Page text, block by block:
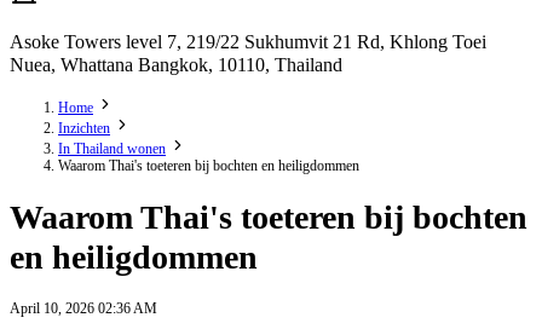
Asoke Towers level 7, 219/22 Sukhumvit 21 Rd, Khlong Toei
Nuea, Whattana Bangkok, 10110, Thailand
Home
Inzichten
In Thailand wonen
Waarom Thai's toeteren bij bochten en heiligdommen
Waarom Thai's toeteren bij bochten
en heiligdommen
April 10, 2026 02:36 AM